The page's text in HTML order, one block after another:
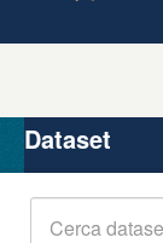
Organizzazioni
Gruppi
Dataset